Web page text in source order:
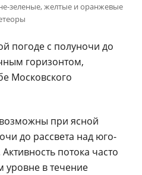
зеленые, желтые и оранжевые
погоде с полуночи до
горизонтом,
Московского
при ясной
до рассвета над юго-
потока часто
уровне в течение